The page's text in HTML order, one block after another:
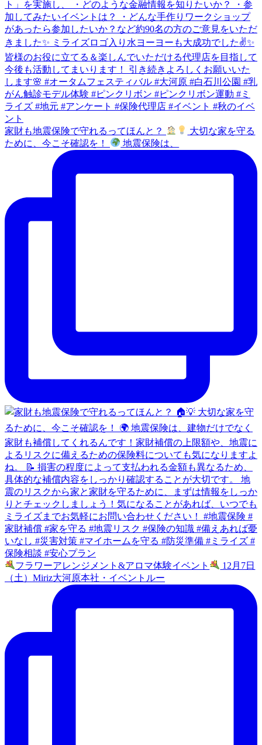
家財も地震保険で守れるってほんと？
大切な家を守る
ために、今こそ確認を！
地震保険は、
フラワーアレンジメント&アロマ体験イベント
12月7日
（土）Miriz大河原本社・イベントルー